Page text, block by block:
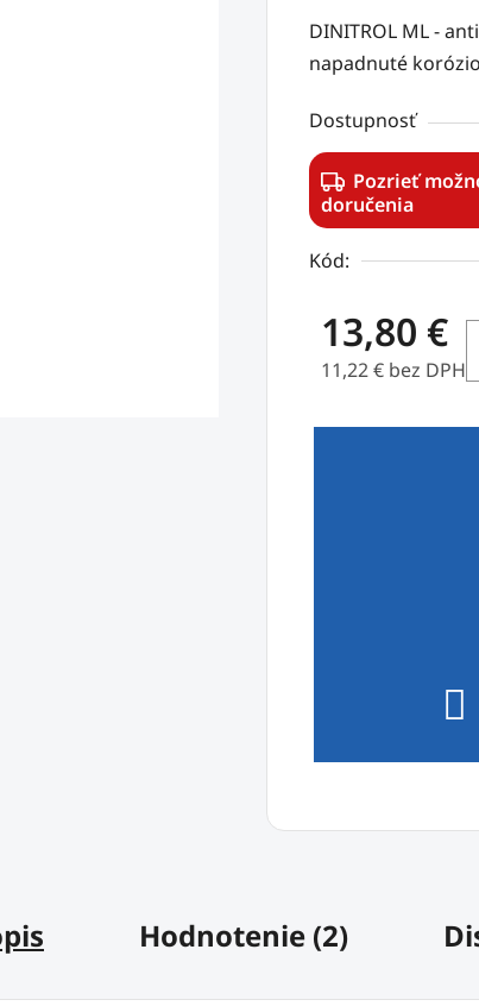
je
5,0
5
hviezdičiek.
DINITROL ML -
napadnuté
Dostupnosť
Pozrieť
doručenia
Kód:
13,80 €
11,22 € bez DPH
Hodnotenie (2)